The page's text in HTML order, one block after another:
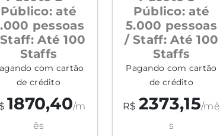
Público: até
pessoas
Até 100
Staffs
com cartão
de crédito
1870,40/m
ês
Público: até
5.000 pessoas
/ Staff: Até 100
Staffs
Pagando com cartão
de crédito
R$ 2373,15/mê
s